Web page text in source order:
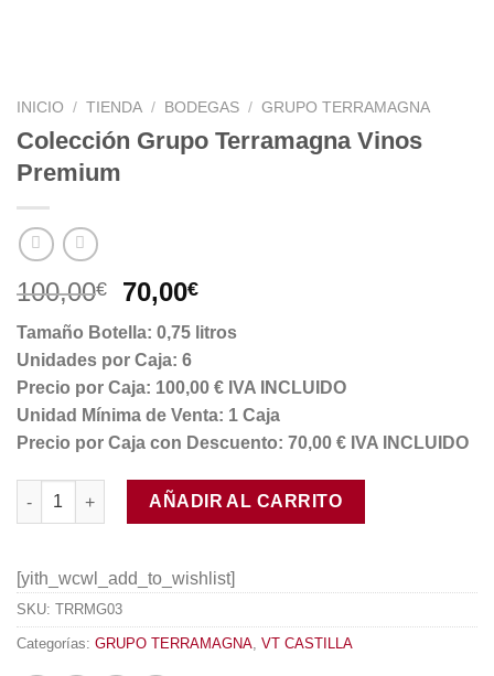
INICIO / TIENDA / BODEGAS / GRUPO TERRAMAGNA
Colección Grupo Terramagna Vinos
Premium
100,00€
El
precio
original
era:
100,00€.
70,00€El
precio
actual
70,00€.
Tamaño Botella: 0,75 litros
Unidades por Caja: 6
Precio por Caja: 100,00 € IVA INCLUIDO
Unidad Mínima de Venta: 1 Caja
Precio por Caja con Descuento: 70,00 € IVA INCLUIDO
Colección Grupo Terramagna Vinos Premium cantidad
AÑADIR AL CARRITO
[yith_wcwl_add_to_wishlist]
SKU: TRRMG03
Categorías: GRUPO TERRAMAGNA, VT CASTILLA